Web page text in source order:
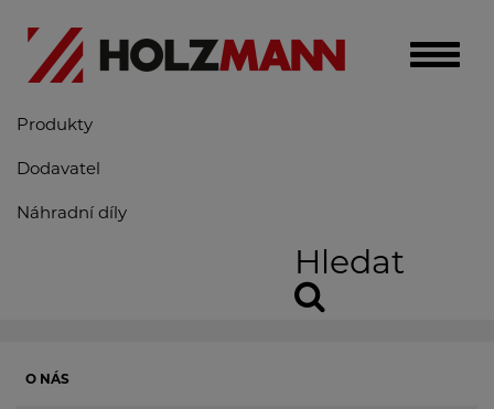
Toggle
Produkty
Dodavatel
Náhradní díly
Hledat
O NÁS